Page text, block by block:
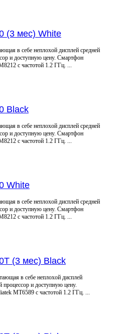
(3 мес) White
в себе неплохой дисплей средней
и доступную цену. Смартфон
с частотой 1.2 ГГц. ...
Black
в себе неплохой дисплей средней
и доступную цену. Смартфон
с частотой 1.2 ГГц. ...
White
в себе неплохой дисплей средней
и доступную цену. Смартфон
с частотой 1.2 ГГц. ...
(3 мес) Black
в себе неплохой дисплей
процессор и доступную цену.
MT6589 с частотой 1.2 ГГц. ...